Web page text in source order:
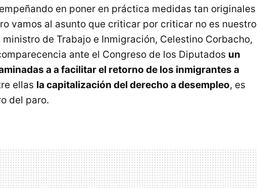
en poner en práctica medidas tan originales
vamos al asunto que criticar por criticar no es nuestro
de Trabajo e Inmigración, Celestino Corbacho,
ante el Congreso de los Diputados un
a a facilitar el retorno de los inmigrantes a
ellas la capitalización del derecho a desempleo, es
del paro.